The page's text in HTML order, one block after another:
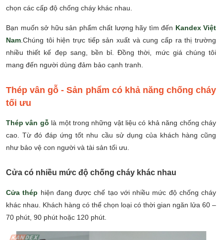
chọn các cấp độ chống cháy khác nhau.
Bạn muốn sở hữu sản phẩm chất lượng hãy tìm đến Kandex Việt
Nam .Chúng tôi hiện trực tiếp sản xuất và cung cấp ra thị trường
nhiều thiết kế đẹp sang, bền bỉ. Đồng thời, mức giá chúng tôi
mang đến người dùng đảm bảo cạnh tranh.
Thép vân gỗ - Sản phẩm có khả năng chống cháy
tối ưu
Thép vân gỗ là một trong những vật liệu có khả năng chống cháy
cao. Từ đó đáp ứng tốt nhu cầu sử dụng của khách hàng cũng
như bảo vệ con người và tài sản tối ưu.
Cửa có nhiều mức độ chống cháy khác nhau
Cửa thép hiện đang được chế tạo với nhiều mức độ chống cháy
khác nhau. Khách hàng có thể chọn loại có thời gian ngăn lửa 60 –
70 phút, 90 phút hoặc 120 phút.